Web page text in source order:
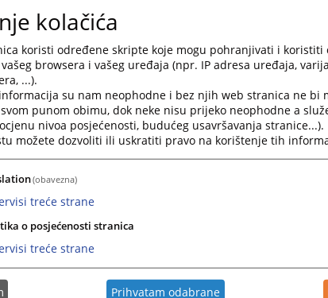
kolačića
koristi određene skripte koje mogu pohranjivati i koristiti
browsera i vašeg uređaja (npr. IP adresa uređaja,
...).
su nam neophodne i bez njih web stranica ne bi
punom obimu, dok neke nisu prijeko neophodne a
nivoa posjećenosti, budućeg usavršavanja stranice...).
možete dozvoliti ili uskratiti pravo na korištenje tih
(obavezna)
treće strane
o posjećenosti stranica
treće strane
Prihvatam odabrane